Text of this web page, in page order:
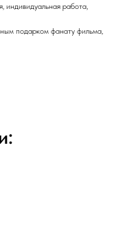
индивидуальная работа,
подарком фанату фильма,